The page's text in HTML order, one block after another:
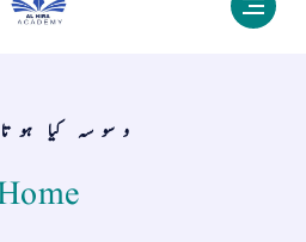
اک نسخہ
وسوسہ کیا